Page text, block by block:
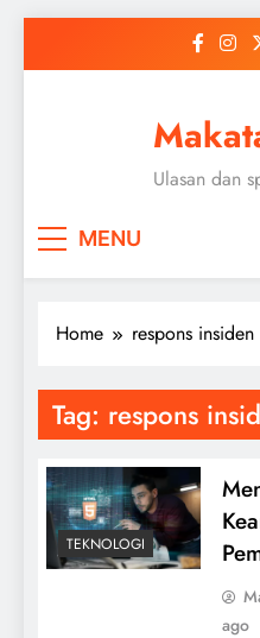
Ulasan dan
MENU
Home respons insiden
Tag: respons
TEKNOLOGI
ago